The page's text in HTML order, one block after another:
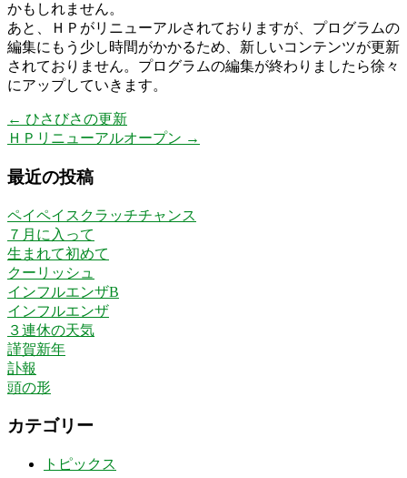
かもしれません。
あと、ＨＰがリニューアルされておりますが、プログラムの
編集にもう少し時間がかかるため、新しいコンテンツが更新
されておりません。プログラムの編集が終わりましたら徐々
にアップしていきます。
← ひさびさの更新
ＨＰリニューアルオープン →
最近の投稿
ペイペイスクラッチチャンス
７月に入って
生まれて初めて
クーリッシュ
インフルエンザB
インフルエンザ
３連休の天気
謹賀新年
訃報
頭の形
カテゴリー
トピックス